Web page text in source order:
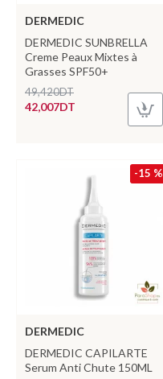
DERMEDIC
DERMEDIC SUNBRELLA
Creme Peaux Mixtes à
Grasses SPF50+
42,007DT
49,420DT
-15 %
DERMEDIC
DERMEDIC CAPILARTE
Serum Anti Chute 150ML